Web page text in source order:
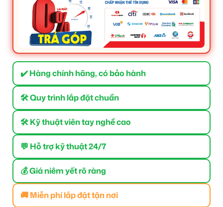
✔️ Hàng chính hãng, có bảo hành
🛠 Quy trình lắp đặt chuẩn
🛠 Kỹ thuật viên tay nghề cao
💬 Hỗ trợ kỹ thuật 24/7
💰 Giá niêm yết rõ ràng
🚚 Miễn phí lắp đặt tận nơi